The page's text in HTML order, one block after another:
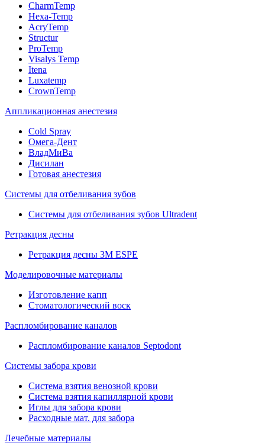
CharmTemp
Hexa-Temp
AcryTemp
Structur
ProTemp
Visalys Temp
Itena
Luxatemp
CrownTemp
Аппликационная анестезия
Cold Spray
Омега-Дент
ВладМиВа
Дисилан
Готовая анестезия
Системы для отбеливания зубов
Системы для отбеливания зубов Ultradent
Ретракция десны
Ретракция десны 3M ESPE
Моделировочные материалы
Изготовление капп
Стоматологический воск
Распломбирование каналов
Распломбирование каналов Septodont
Системы забора крови
Система взятия венозной крови
Система взятия капиллярной крови
Иглы для забора крови
Расходные мат. для забора
Лечебные материалы